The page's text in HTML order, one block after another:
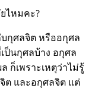
ไหมคะ?
บกุศลจิต หรืออกุศล
ป็นกุศลบ้าง อกุศล
ก็เพราะเหตุว่าไม่รู้
ต และอกุศลจิต แต่